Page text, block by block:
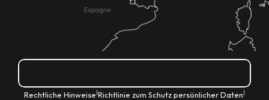
Rechtliche Hinweise|Richtlinie zum Schutz persönlicher Daten|